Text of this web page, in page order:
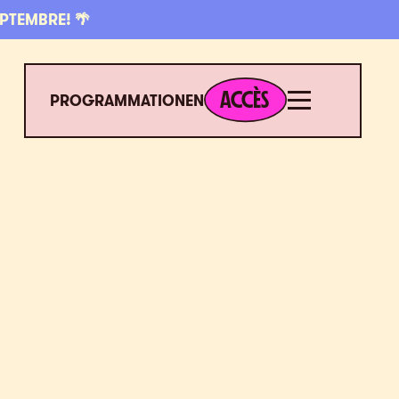
🌴
PROGRAMMATIONEN
ACCÈS
ACCÈS Menu